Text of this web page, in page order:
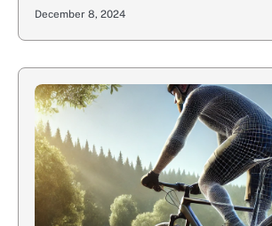
December 8, 2024